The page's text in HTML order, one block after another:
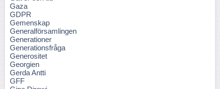
Gaza
GDPR
Gemenskap
Generalförsamlingen
Generationer
Generationsfråga
Generositet
Georgien
Gerda Antti
GFF